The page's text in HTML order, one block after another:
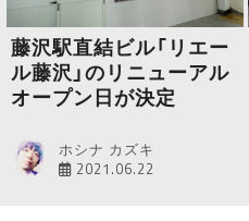
藤沢駅直結ビル「リエー
ル藤沢」のリニューアル
オープン日が決定
ホシナ カズキ
2021.06.22